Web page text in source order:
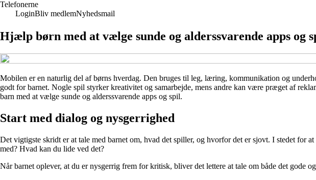
Telefonerne
LoginBliv medlemNyhedsmail
Hjælp børn med at vælge sunde og alderssvarende apps og
Mobilen er en naturlig del af børns hverdag. Den bruges til leg, læring, kommunikation og
godt for barnet. Nogle spil styrker kreativitet og samarbejde, mens andre kan være præget af
barn med at vælge sunde og alderssvarende apps og spil.
Start med dialog og nysgerrighed
Det vigtigste skridt er at tale med barnet om, hvad det spiller, og hvorfor det er sjovt. I stedet for
med? Hvad kan du lide ved det?
Når barnet oplever, at du er nysgerrig frem for kritisk, bliver det lettere at tale om både det gode